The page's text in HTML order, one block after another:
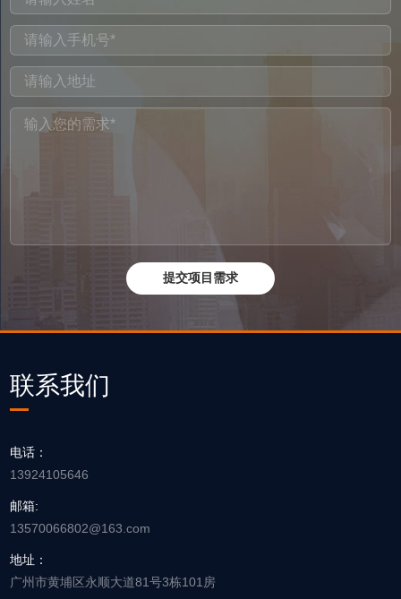
联系我们
电话：
13924105646
邮箱:
13570066802@163.com
地址：
广州市黄埔区永顺大道81号3栋101房